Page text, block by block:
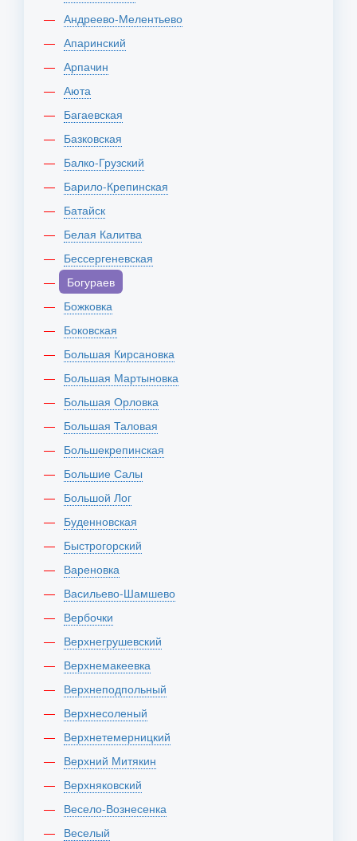
Андреево-Мелентьево
Апаринский
Арпачин
Аюта
Багаевская
Базковская
Балко-Грузский
Барило-Крепинская
Батайск
Белая Калитва
Бессергеневская
Богураев
Божковка
Боковская
Большая Кирсановка
Большая Мартыновка
Большая Орловка
Большая Таловая
Большекрепинская
Большие Салы
Большой Лог
Буденновская
Быстрогорский
Вареновка
Васильево-Шамшево
Вербочки
Верхнегрушевский
Верхнемакеевка
Верхнеподпольный
Верхнесоленый
Верхнетемерницкий
Верхний Митякин
Верхняковский
Весело-Вознесенка
Веселый